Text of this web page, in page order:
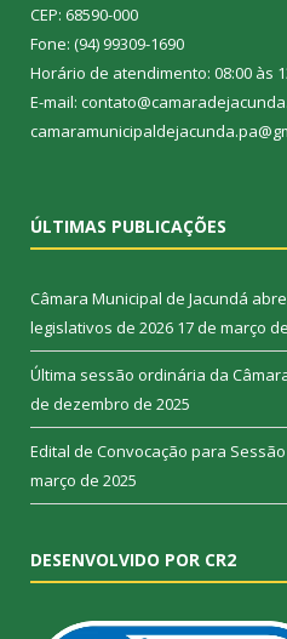
CEP: 68590-000
Fone: (94) 99309-1690
Horário de atendimento: 08:00 às
E-mail:
ÚLTIMAS PUBLICAÇÕES
Câmara Municipal de Jacundá
legislativos de 2026 17 de março
Última sessão ordinária da
de dezembro de 2025
Edital de Convocação para
março de 2025
DESENVOLVIDO POR CR2